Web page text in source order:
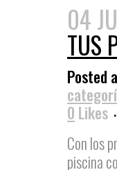
04
TUS
Posted
0 Likes
Con los
piscina